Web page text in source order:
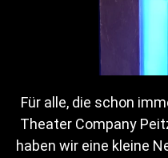
Termine
Leider sind aktuell keine
Bilder
Für alle, die schon
Theater Company
haben wir eine kleine